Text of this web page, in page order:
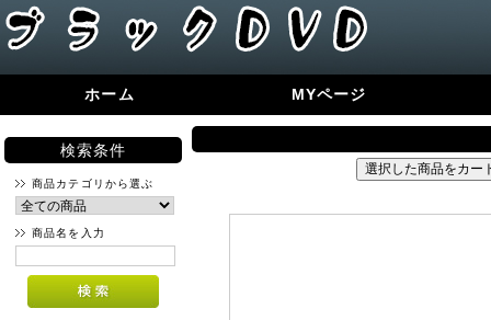
ホーム MYページ
検索条件
商品カテゴリから選ぶ
商品名を入力